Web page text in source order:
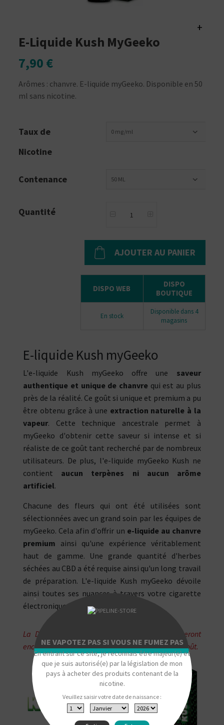
+
E-Liquide Kush MyGeeko
7,90 €
Arômes : chanvre. E-liquide myGeeko. Disponible en 50
ml sans nicotine.
Taux de
Nicotine
0 mg/ml
Contenance 50 ML
Quantité
AJOUTER AU PANIER
DISPO WEB
DISPO
BOUTIQUE
En stock
Disponible dans 4
magasins
E-liquide Kush myGeeko
L'e-liquide Kush myGeeko offre une saveur
authentique et unique de chanvre qui est au plus
près de la réalité. Ce goût si unique et premium a pu
être obtenu grâce à une extraction naturelle à la
vapeur. Cette technique ancestrale permet à
myGeeko d'obtenir cette saveur si intense et si
réaliste de ce goût tant recherché par de nombreux
utilisateurs. De plus, l'e-liquide myGeeko Kush ne
contient aucun terpènes ni aucun arôme
artificiel.
Chacune des fleurs qui ont été utilisées sont
sélectionnées avec un grand soin par les équipes de
myGeeko. Cela afin d'offrir un e-liquide au chanvre
premium ainsi qu'une expérience véritablement
haut de gamme. Une grande quantité d'herbes
séchées au CBD a été requise ainsi qu'un long travail
de préparation. L'e-liquide Kush myGeeko dévoile
ainsi toutes ses nuances à travers votre cigarette
électronique.
La DDM (DLUO) est dépassée. Les e-liquides seront
encore consommables, avec une légère perte de goût.
"
NE VAPOTEZ PAS SI VOUS NE FUMEZ PAS
En entrant sur ce site, je reconnais être majeur(e) et
que je suis autorisé(e) par la législation de mon
pays à acheter des produits contenant de la
nicotine.
Veuillez saisir votre date de naissance :